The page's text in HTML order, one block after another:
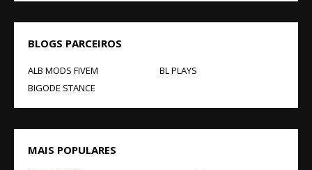
BLOGS PARCEIROS
ALB MODS FIVEM
BL PLAYS
BIGODE STANCE
MAIS POPULARES